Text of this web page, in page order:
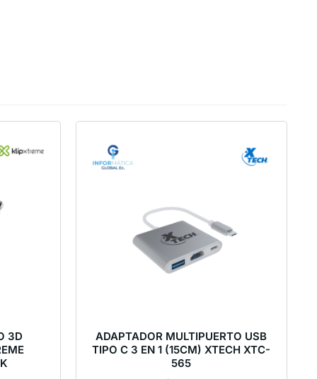
3D
ADAPTADOR MULTIPUERTO USB
TIPO C 3 EN 1 (15CM) XTECH XTC-
565